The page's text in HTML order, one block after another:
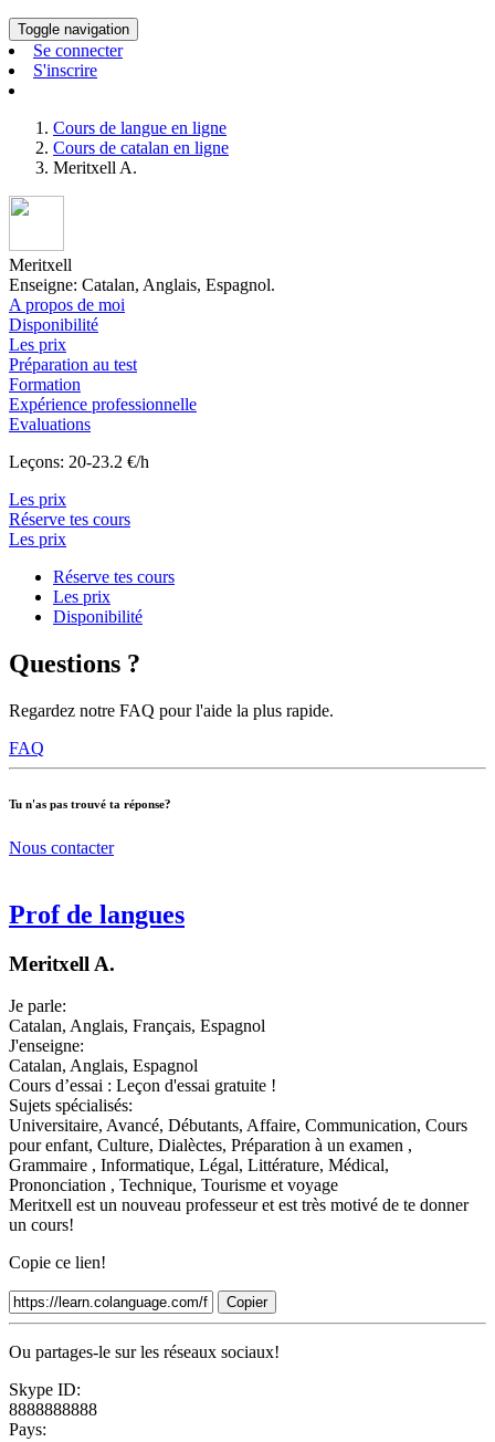
Toggle navigation
Se connecter
S'inscrire
Cours de langue en ligne
Cours de catalan en ligne
Meritxell A.
Meritxell
Enseigne: Catalan, Anglais, Espagnol.
A propos de moi
Disponibilité
Les prix
Préparation au test
Formation
Expérience professionnelle
Evaluations
Leçons: 20-23.2 €/h
Les prix
Réserve tes cours
Les prix
Réserve tes cours
Les prix
Disponibilité
Questions ?
Regardez notre FAQ pour l'aide la plus rapide.
FAQ
Tu n'as pas trouvé ta réponse?
Nous contacter
Prof de langues
Meritxell A.
Je parle:
Catalan, Anglais, Français, Espagnol
J'enseigne:
Catalan, Anglais, Espagnol
Cours d’essai : Leçon d'essai gratuite !
Sujets spécialisés:
Universitaire, Avancé, Débutants, Affaire, Communication, Cours
pour enfant, Culture, Dialèctes, Préparation à un examen ,
Grammaire , Informatique, Légal, Littérature, Médical,
Prononciation , Technique, Tourisme et voyage
Meritxell est un nouveau professeur et est très motivé de te donner
un cours!
Copie ce lien!
Copier
Ou partages-le sur les réseaux sociaux!
Skype ID:
8888888888
Pays: